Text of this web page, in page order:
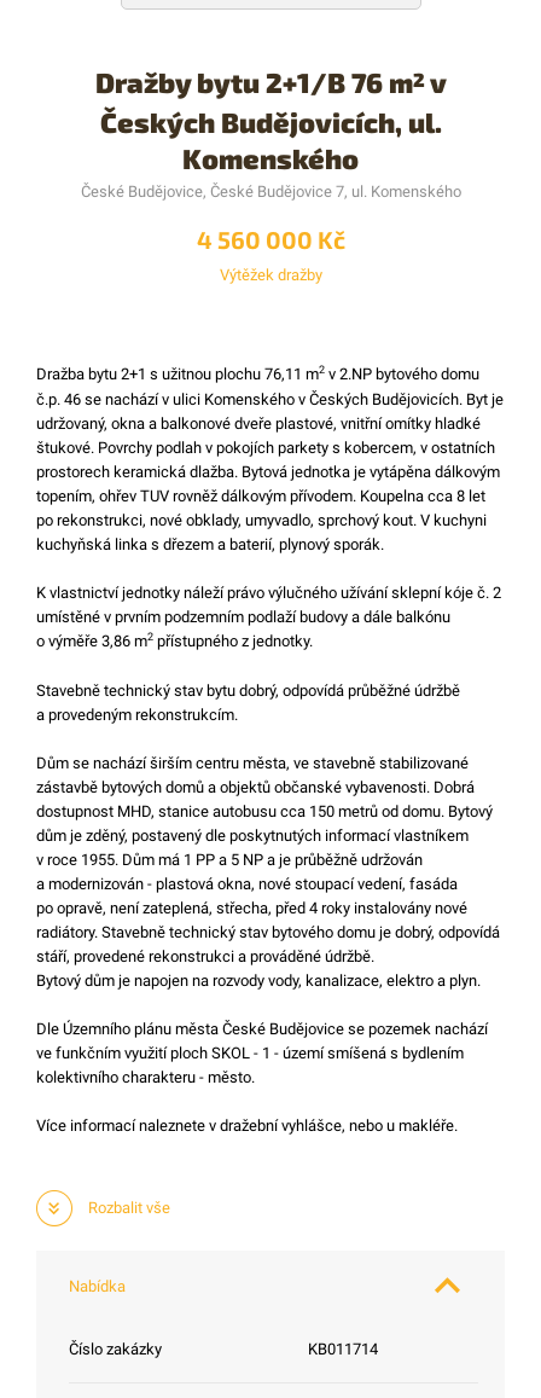
Dražby bytu 2+1/B 76 m2v
Českých Budějovicích, ul.
Komenského
České Budějovice, České Budějovice 7, ul. Komenského
4 560 000 Kč
Výtěžek dražby
Dražba bytu 2+1 s užitnou plochu 76,11 m2 v 2.NP bytového domu
č.p. 46 se nachází v ulici Komenského v Českých Budějovicích. Byt je
udržovaný, okna a balkonové dveře plastové, vnitřní omítky hladké
štukové. Povrchy podlah v pokojích parkety s kobercem, v ostatních
prostorech keramická dlažba. Bytová jednotka je vytápěna dálkovým
topením, ohřev TUV rovněž dálkovým přívodem. Koupelna cca 8 let
po rekonstrukci, nové obklady, umyvadlo, sprchový kout. V kuchyni
kuchyňská linka s dřezem a baterií, plynový sporák.
K vlastnictví jednotky náleží právo výlučného užívání sklepní kóje č. 2
umístěné v prvním podzemním podlaží budovy a dále balkónu
o výměře 3,86 m2 přístupného z jednotky.
Stavebně technický stav bytu dobrý, odpovídá průběžné údržbě
a provedeným rekonstrukcím.
Dům se nachází širším centru města, ve stavebně stabilizované
zástavbě bytových domů a objektů občanské vybavenosti. Dobrá
dostupnost MHD, stanice autobusu cca 150 metrů od domu. Bytový
dům je zděný, postavený dle poskytnutých informací vlastníkem
v roce 1955. Dům má 1 PP a 5 NP a je průběžně udržován
a modernizován - plastová okna, nové stoupací vedení, fasáda
po opravě, není zateplená, střecha, před 4 roky instalovány nové
radiátory. Stavebně technický stav bytového domu je dobrý, odpovídá
stáří, provedené rekonstrukci a prováděné údržbě.
Bytový dům je napojen na rozvody vody, kanalizace, elektro a plyn.
Dle Územního plánu města České Budějovice se pozemek nachází
ve funkčním využití ploch SKOL - 1 - území smíšená s bydlením
kolektivního charakteru - město.
Více informací naleznete v dražební vyhlášce, nebo u makléře.
Rozbalit vše
Nabídka
Číslo zakázky KB011714